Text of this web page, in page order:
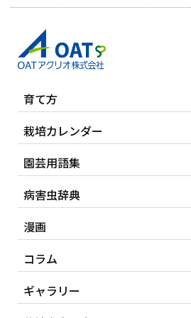
育て方
栽培カレンダー
園芸用語集
病害虫辞典
漫画
コラム
ギャラリー